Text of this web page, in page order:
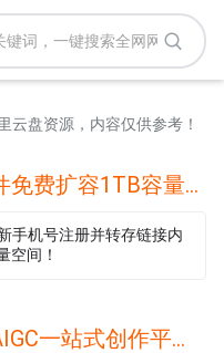
云盘资源，内容仅供参考！
🔥夸克新人点此转存本文件免费扩容1TB容量🔥
手机号注册并转存链接内
空间！
🔥皮卡搜索配套人工智能AIGC一站式创作平台🔥